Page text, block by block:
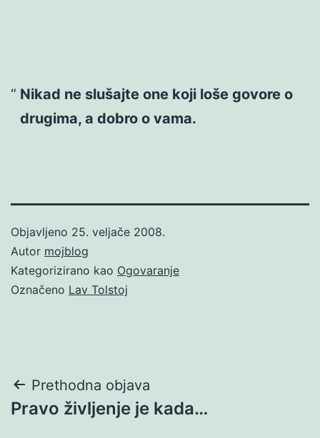
Nikad ne slušajte one koji loše govore o
drugima, a dobro o vama.
Objavljeno 25. veljače 2008.
Autor mojblog
Kategorizirano kao Ogovaranje
Označeno Lav Tolstoj
Navigacija
objava
Prethodna objava
Pravo življenje je kada…